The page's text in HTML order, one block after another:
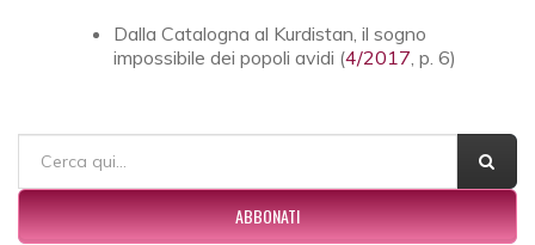
Dalla Catalogna al Kurdistan, il sogno
impossibile dei popoli avidi (4/2017, p. 6)
FORM DI RICERCA
ABBONATI